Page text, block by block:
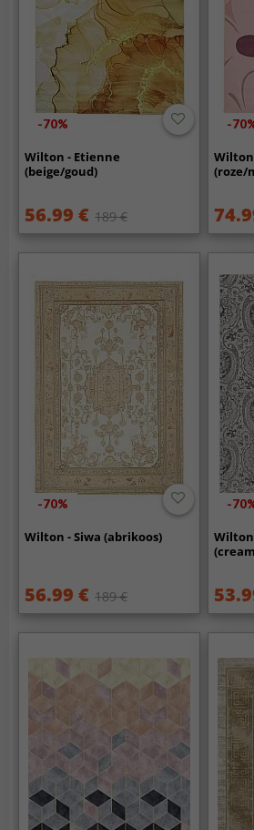
-70%
Wilton - Etienne
(beige/goud)
56.99 € 189 €
-
(roze/
-70%
Wilton - Siwa (abrikoos)
56.99 € 189 €
-